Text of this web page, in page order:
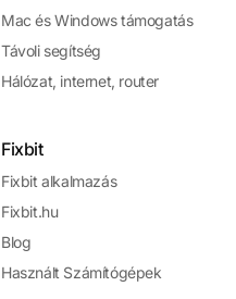
Mac és Windows támogatás
Távoli segítség
Hálózat, internet, router
Fixbit
Fixbit alkalmazás
Fixbit.hu
Blog
Használt Számítógépek